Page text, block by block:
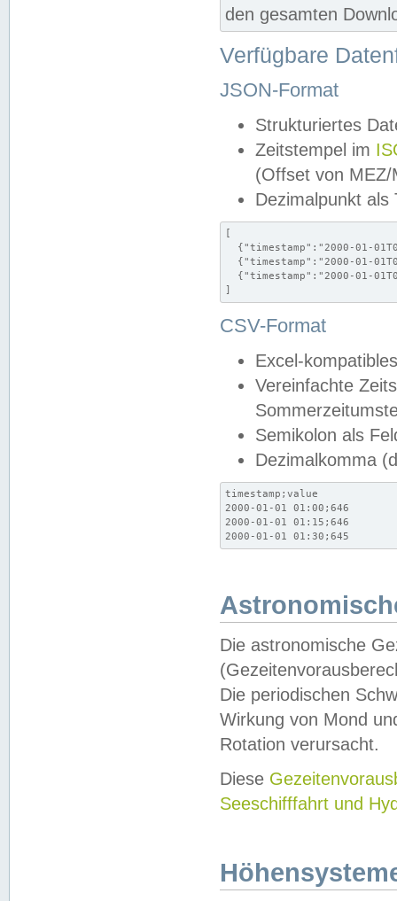
den gesamten
Verfügbare
JSON-Format
Strukturiertes
Zeitstempel im
(Offset von MEZ/
Dezimalpunkt als
[
{"timestamp":"2000-01-
{"timestamp":"2000-01-
{"timestamp":"2000-01-
]
CSV-Format
Excel-
Vereinfachte
Semikolon als
Dezimalkomma
timestamp;value
2000-01-01 01:00;646
2000-01-01 01:15;646
2000-01-01 01:30;645
Die astronomische
Die periodischen
Wirkung von Mond
Rotation verursacht.
Diese
Seeschifffahrt und